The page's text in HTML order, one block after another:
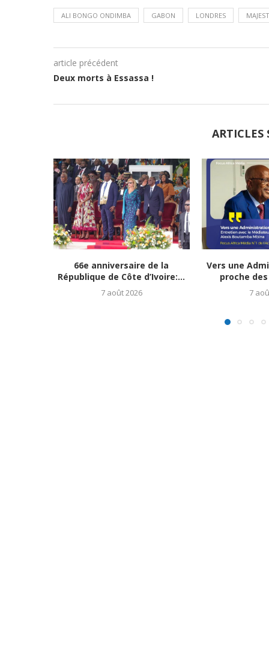
ALI BONGO ONDIMBA GABON LONDRES
article précédent
Deux morts à Essassa !
ARTICLES
66e anniversaire de la
République de Côte d’Ivoire:...
7 août 2026
Vers une
proche
7